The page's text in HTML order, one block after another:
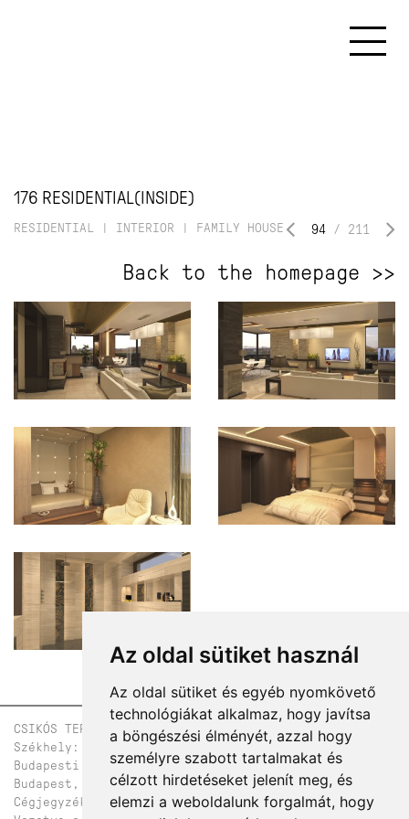
Az oldal sütiket használ
Az oldal sütiket és egyéb nyomkövető
technológiákat alkalmaz, hogy javítsa
a böngészési élményét, azzal hogy
személyre szabott tartalmakat és
célzott hirdetéseket jelenít meg, és
elemzi a weboldalunk forgalmát, hogy
176 RESIDENTIAL(INSIDE)
Back to the homepage >>
RESIDENTIAL INTERIOR FAMILY HOUSE 94 / 211
CSIKÓS TERV ÉPÍTÉSZIRODA KFT.
Székhely: H-2085, Pilisvörösvár, Zrínyi u. 23a
Budapesti iroda - telephely, levelezési cím: 1124
Budapest, Kálló esperes u. 1. 1.emelet 1.
Cégjegyzékszám: 13-09-136285